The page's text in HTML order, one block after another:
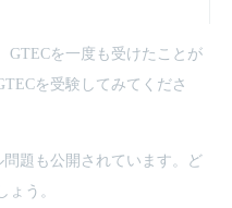
GTECを一度も受けたことが
を受験してみてくださ
題も公開されています。ど
ょう。